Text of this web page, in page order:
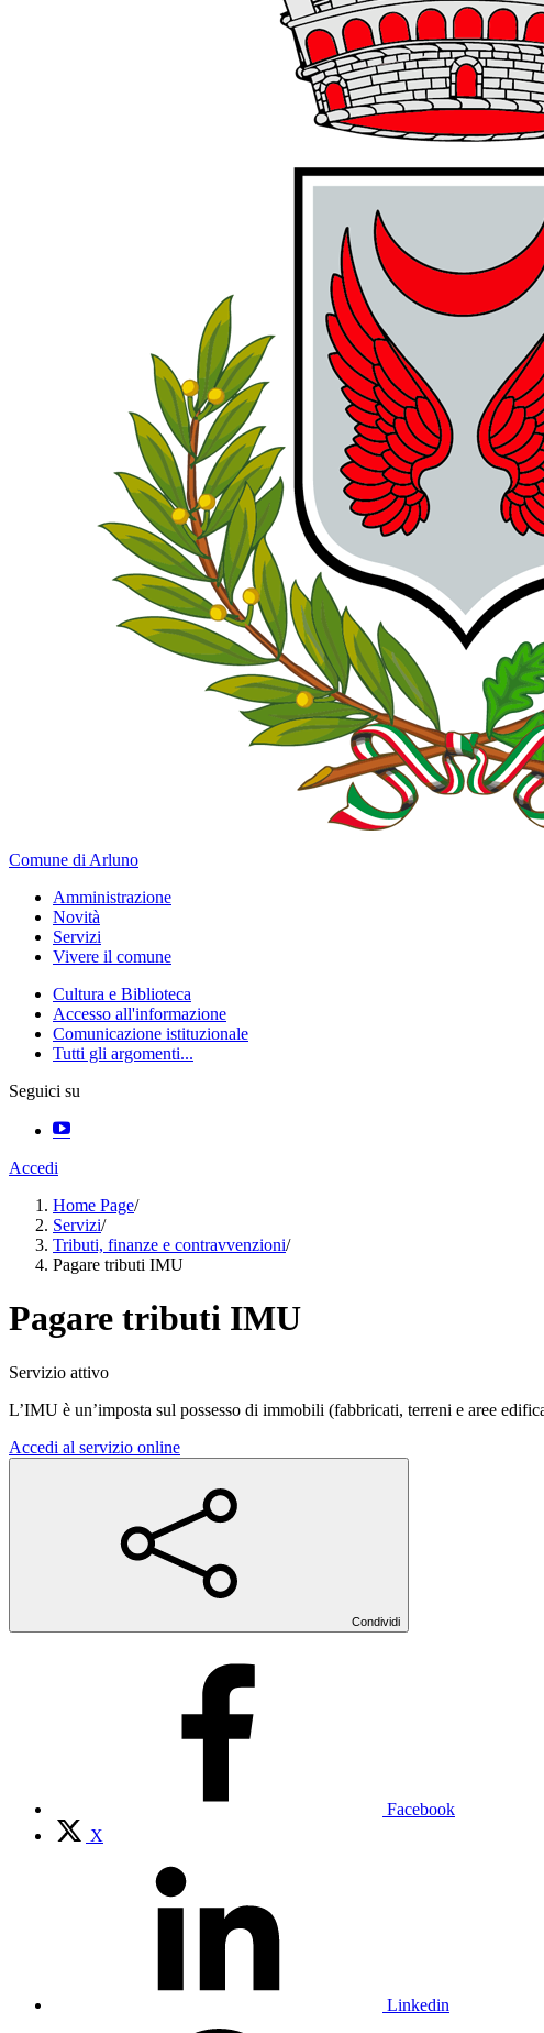
Comune di Arluno
Amministrazione
Novità
Servizi
Vivere il comune
Cultura e Biblioteca
Accesso all'informazione
Comunicazione istituzionale
Tutti gli argomenti...
Seguici su
Accedi
Home Page/
Servizi/
Tributi, finanze e contravvenzioni/
Pagare tributi IMU
Pagare tributi IMU
Servizio attivo
L’IMU è un’imposta sul possesso di immobili (fabbricati, terreni e aree
Accedi al servizio online
Condividi
Facebook
X
Linkedin